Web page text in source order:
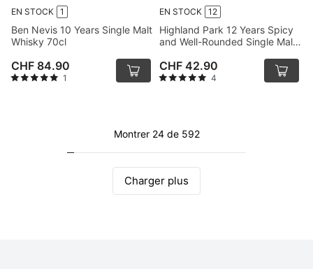
EN STOCK 1
Ben Nevis 10 Years Single Malt
Whisky 70cl
CHF 84.90
1
EN STOCK 12
Highland Park 12 Years Spicy
and Well-Rounded Single Malt
CHF 42.90
4
Montrer 24 de 592
Charger plus